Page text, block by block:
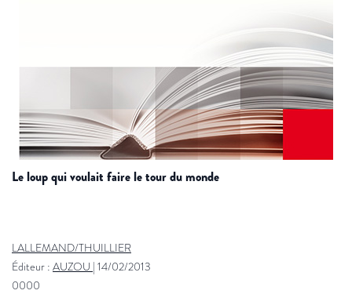
le loup qui voulait faire le tour du monde
LALLEMAND/THUILLIER
Éditeur : AUZOU | 14/02/2013
0000